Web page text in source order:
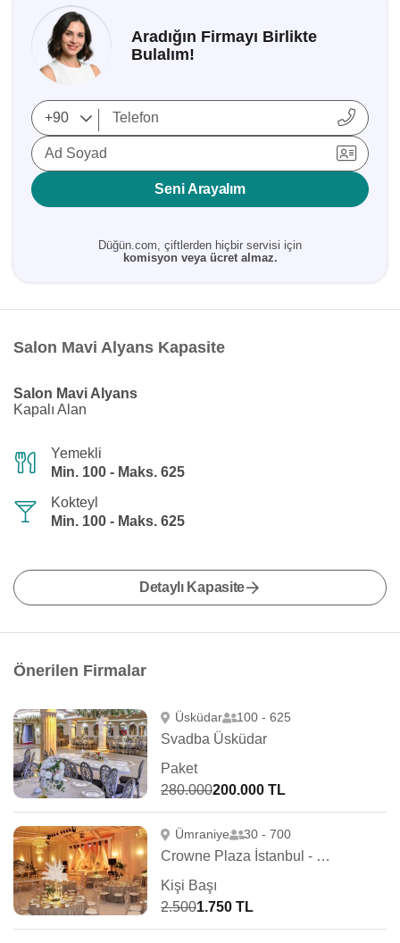
Aradığın Firmayı Birlikte
Bulalım!
Ad Soyad
Seni Arayalım
Düğün.com, çiftlerden hiçbir servisi için
komisyon veya ücret almaz.
Salon Mavi Alyans Kapasite
Salon Mavi Alyans
Kapalı Alan
Yemekli
Min. 100 - Maks. 625
Kokteyl
Min. 100 - Maks. 625
Detaylı Kapasite
Önerilen Firmalar
Üsküdar 100 - 625
Svadba Üsküdar
Paket
280.000200.000 TL
Ümraniye 30 - 700
Crowne Plaza İstanbul - OryaPark
Kişi Başı
2.5001.750 TL